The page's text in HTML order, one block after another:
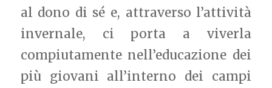
al dono di sé e, attraverso l’attività
invernale, ci porta a viverla
compiutamente nell’educazione dei
più giovani all’interno dei campi